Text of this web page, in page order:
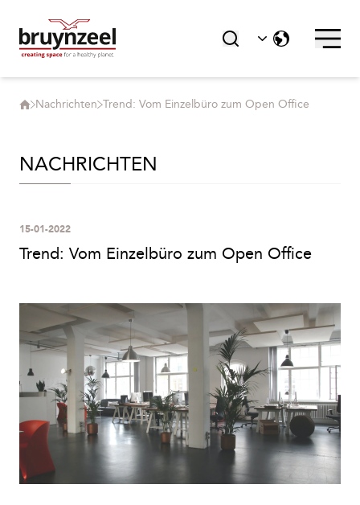
Nachrichten Trend: Vom Einzelbüro zum Open Office
NACHRICHTEN
Trend: Vom Einzelbüro zum Open Office
15-01-2022